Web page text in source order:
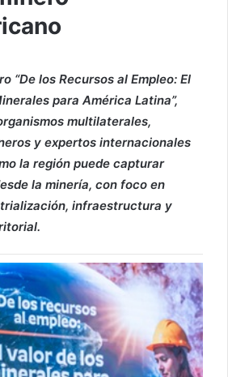
“De los Recursos al Empleo: El
para América Latina”,
multilaterales,
y expertos internacionales
la región puede capturar
la minería, con foco en
infraestructura y